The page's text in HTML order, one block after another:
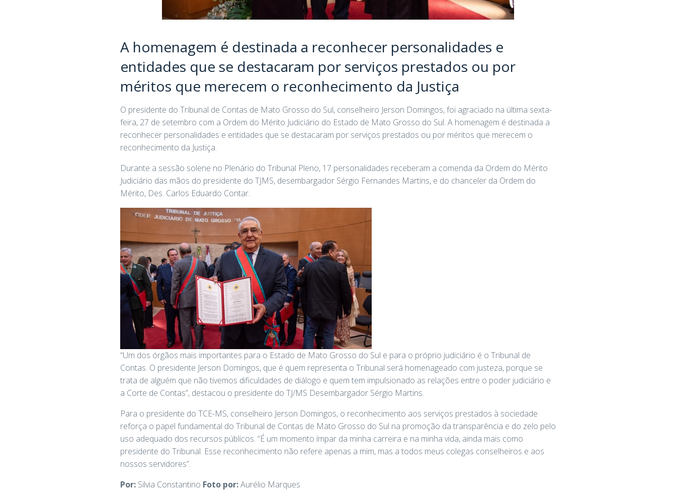
A homenagem é destinada a reconhecer personalidades e
entidades que se destacaram por serviços prestados ou por
méritos que merecem o reconhecimento da Justiça
O presidente do Tribunal de Contas de Mato Grosso do Sul, conselheiro Jerson Domingos, foi agraciado na última sexta-
feira, 27 de setembro com a Ordem do Mérito Judiciário do Estado de Mato Grosso do Sul. A homenagem é destinada a
reconhecer personalidades e entidades que se destacaram por serviços prestados ou por méritos que merecem o
reconhecimento da Justiça.
Durante a sessão solene no Plenário do Tribunal Pleno, 17 personalidades receberam a comenda da Ordem do Mérito
Judiciário das mãos do presidente do TJMS, desembargador Sérgio Fernandes Martins, e do chanceler da Ordem do
Mérito, Des. Carlos Eduardo Contar.
“Um dos órgãos mais importantes para o Estado de Mato Grosso do Sul e para o próprio judiciário é o Tribunal de
Contas. O presidente Jerson Domingos, que é quem representa o Tribunal será homenageado com justeza, porque se
trata de alguém que não tivemos dificuldades de diálogo e quem tem impulsionado as relações entre o poder judiciário e
a Corte de Contas”, destacou o presidente do TJ/MS Desembargador Sérgio Martins.
Para o presidente do TCE-MS, conselheiro Jerson Domingos, o reconhecimento aos serviços prestados à sociedade
reforça o papel fundamental do Tribunal de Contas de Mato Grosso do Sul na promoção da transparência e do zelo pelo
uso adequado dos recursos públicos. “É um momento ímpar da minha carreira e na minha vida, ainda mais como
presidente do Tribunal. Esse reconhecimento não refere apenas a mim, mas a todos meus colegas conselheiros e aos
nossos servidores”.
Por: Silvia Constantino Foto por:Aurélio Marques